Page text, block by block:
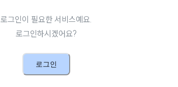
로그인이 필요한 서비스예요.
로그인하시겠어요?
로그인